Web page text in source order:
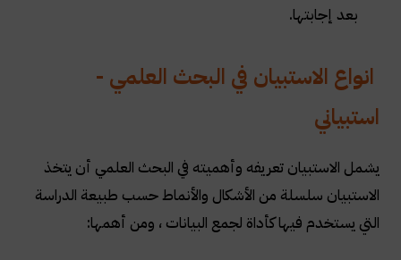
بعد إجابتها.
انواع الاستبيان في البحث العلمي -
استبياني
يشمل الاستبيان تعريفه وأهميته في البحث العلمي أن يتخذ
الاستبيان سلسلة من الأشكال والأنماط حسب طبيعة الدراسة
التي يستخدم فيها كأداة لجمع البيانات ، ومن أهمها: